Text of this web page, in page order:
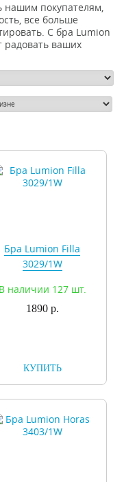
нашим покупателям,
все больше
С бра Lumion
радовать ваших
Бра Lumion Filla
3029/1W
В наличии 127 шт.
1890 р.
КУПИТЬ